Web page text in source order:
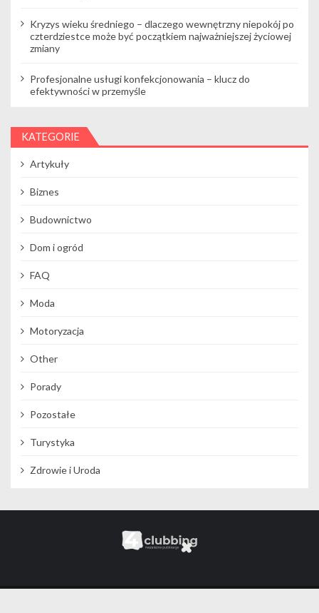
Kryzys wieku średniego – dlaczego wewnętrzny niepokój po
czterdziestce może być początkiem najważniejszej życiowej
zmiany
Profesjonalne usługi konfekcjonowania – klucz do
efektywności w przemyśle
KATEGORIE
Artykuły
Biznes
Budownictwo
Dom i ogród
FAQ
Moda
Motoryzacja
Other
Porady
Pozostałe
Turystyka
Zdrowie i Uroda